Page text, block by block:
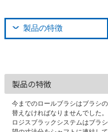
製品の特徴
製品の特徴
今までのロールブラシはブラシ
替えなければなりませんでした。
ロジスブラックシステムはブラ